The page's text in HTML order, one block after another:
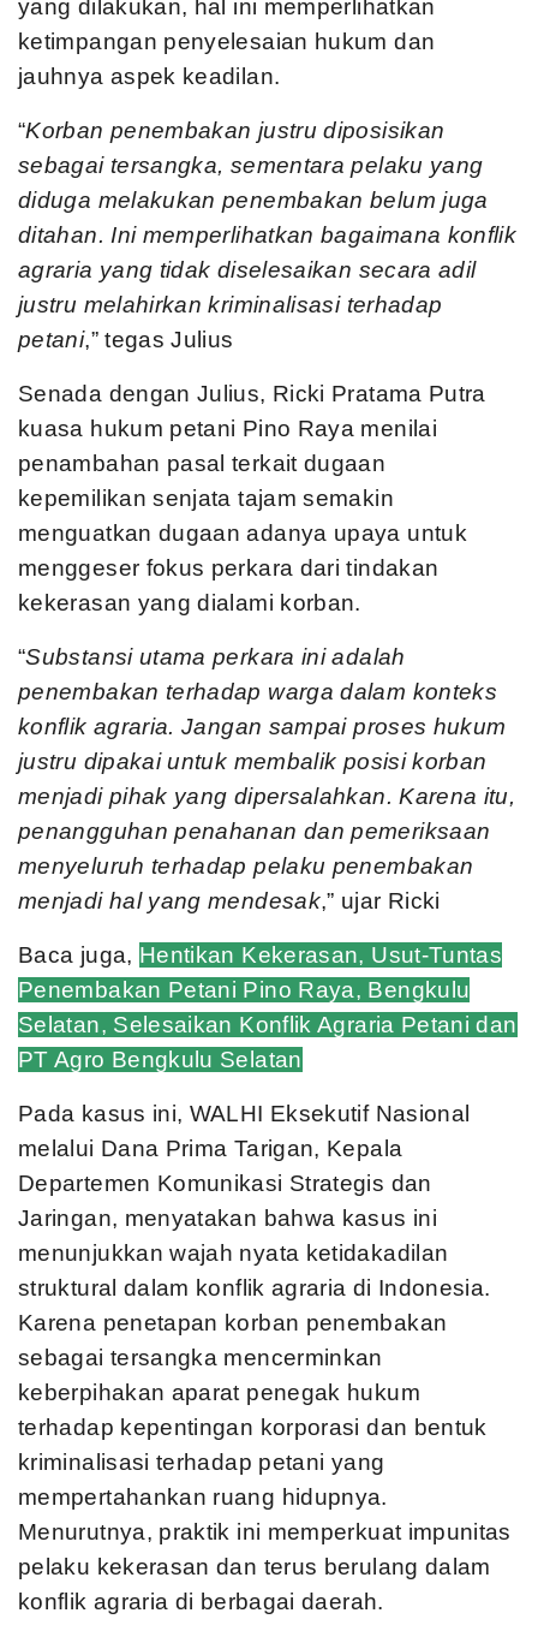
yang dilakukan, hal ini memperlihatkan
ketimpangan penyelesaian hukum dan
jauhnya aspek keadilan.
“Korban penembakan justru diposisikan
sebagai tersangka, sementara pelaku yang
diduga melakukan penembakan belum juga
ditahan. Ini memperlihatkan bagaimana konflik
agraria yang tidak diselesaikan secara adil
justru melahirkan kriminalisasi terhadap
petani,” tegas Julius
Senada dengan Julius, Ricki Pratama Putra
kuasa hukum petani Pino Raya menilai
penambahan pasal terkait dugaan
kepemilikan senjata tajam semakin
menguatkan dugaan adanya upaya untuk
menggeser fokus perkara dari tindakan
kekerasan yang dialami korban.
“Substansi utama perkara ini adalah
penembakan terhadap warga dalam konteks
konflik agraria. Jangan sampai proses hukum
justru dipakai untuk membalik posisi korban
menjadi pihak yang dipersalahkan. Karena itu,
penangguhan penahanan dan pemeriksaan
menyeluruh terhadap pelaku penembakan
menjadi hal yang mendesak,” ujar Ricki
Baca juga, Hentikan Kekerasan, Usut-Tuntas
Penembakan Petani Pino Raya, Bengkulu
Selatan, Selesaikan Konflik Agraria Petani dan
PT Agro Bengkulu Selatan
Pada kasus ini, WALHI Eksekutif Nasional
melalui Dana Prima Tarigan, Kepala
Departemen Komunikasi Strategis dan
Jaringan, menyatakan bahwa kasus ini
menunjukkan wajah nyata ketidakadilan
struktural dalam konflik agraria di Indonesia.
Karena penetapan korban penembakan
sebagai tersangka mencerminkan
keberpihakan aparat penegak hukum
terhadap kepentingan korporasi dan bentuk
kriminalisasi terhadap petani yang
mempertahankan ruang hidupnya.
Menurutnya, praktik ini memperkuat impunitas
pelaku kekerasan dan terus berulang dalam
konflik agraria di berbagai daerah.